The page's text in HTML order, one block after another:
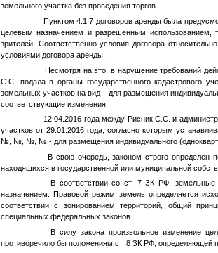
земельного участка без проведения торгов.
Пунктом 4.1.7 договоров аренды была
целевым назначением и разрешённым использованием,
зрителей. Соответственно условия договора
условиями договора аренды.
Несмотря на это, в нарушение требований
С.С. подала в органы государственного кадастрового
земельных участков на вид – для размещения
соответствующие изменения.
12.04.2016 года между Рисник С.С. и
участков от 29.01.2016 года, согласно которым
№, №, №, №- для размещения индивидуального
В свою очередь, законом строго определен
находящихся в государственной или муниципальной
В соответствии со ст. 7 ЗК РФ, земельные
назначением. Правовой режим земель определяется
соответствии с зонированием территорий, общий
специальных федеральных законов.
В силу закона произвольное изменение
противоречило бы положениям ст. 8 ЗК РФ, определяющей